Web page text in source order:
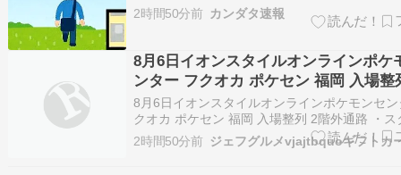
ーム でもこれで遊んで人が死んだらリリース
責任になるのかな 2: 名無しさん
2時間50分前 カンダタ速報
8月6日イオンスタイルオンラインポケ
ンター フクオカ ポケセン 福岡 入場整
外通路 ・スターター 3種 1人各種1個
・ストームエメラルダ 3P 200円 ・ア
イ 10P レジ前に フクオカ ロゴピンズ
8月6日イオンスタイルオンラインポケモンセ
クオカ ポケセン 福岡 入場整列 2階外通路 ・ス
3種 1人各種1個 1800円 ・ストームエメラルダ
円 ・アビスアイ 10P レジ前に フクオカ ロゴ
2時間50分前